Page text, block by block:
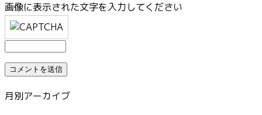
画像に表示された文字を入力してください
月別アーカイブ